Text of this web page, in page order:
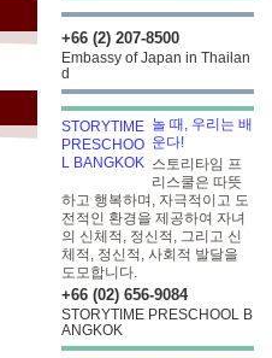
+66 (2) 207-8500
Embassy of Japan in Thailan
d
놀 때, 우리는 배
운다!
스토리타임 프
리스쿨은 따뜻
하고 행복하며, 자극적이고 도
전적인 환경을 제공하여 자녀
의 신체적, 정신적, 그리고 신
체적, 정신적, 사회적 발달을
도모합니다.
+66 (02) 656-9084
STORYTIME PRESCHOOL B
ANGKOK